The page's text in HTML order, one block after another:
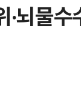
·뇌물